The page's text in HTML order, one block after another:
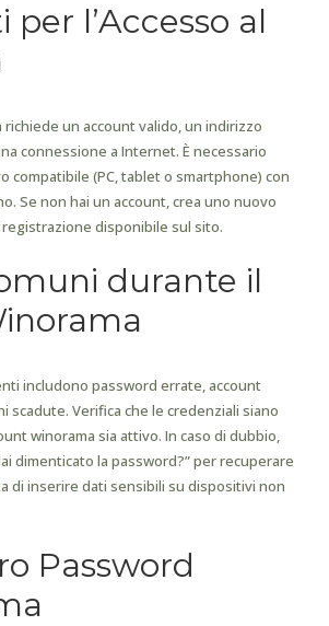
per l’Accesso al
richiede un account valido, un indirizzo
connessione a Internet. È necessario
compatibile (PC, tablet o smartphone) con
Se non hai un account, crea uno nuovo
disponibile sul sito.
durante il
includono password errate, account
scadute. Verifica che le credenziali siano
winorama sia attivo. In caso di dubbio,
dimenticato la password?” per recuperare
di inserire dati sensibili su dispositivi non
Password